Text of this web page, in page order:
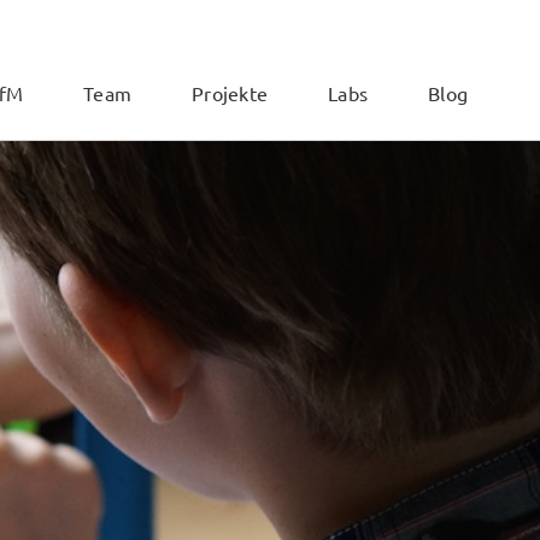
Team Projekte Labs Blog